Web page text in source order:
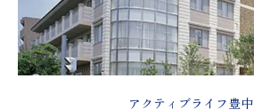
アクティブライフ豊中